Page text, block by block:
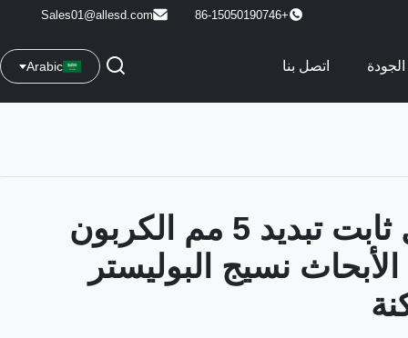
+86-15050190746
Sales01@allesd.com
اتصل بنا Arabic
قابل للغسل ثابت تبديد 5 مم الكربون
نسيج البوليستر